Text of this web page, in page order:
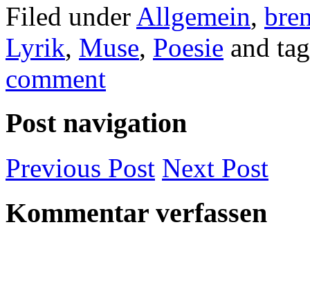
Filed under Allgemein,
Lyrik, Muse, Poesie and
comment
Post navigation
Previous Post Next Post
Kommentar verfassen